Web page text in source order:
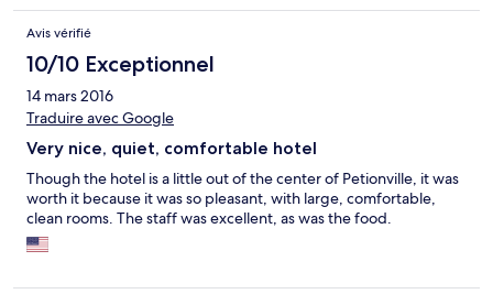
Avis vérifié
10/10 Exceptionnel
14 mars 2016
Traduire avec Google
Very nice, quiet, comfortable hotel
Though the hotel is a little out of the center of Petionville, it was
worth it because it was so pleasant, with large, comfortable,
clean rooms. The staff was excellent, as was the food.